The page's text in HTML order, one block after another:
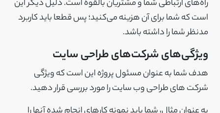
راه‌های ارتباطی شما و مشتریان بالقوه‌ است. دلیل دیگر این
است که شما برای آن هزینه می‌کنید؛ پس قطعا باید کاربرد
مدنظر شما را داشته باشد.
ویژگی‌های شرکت‌های طراحی سایت
هدف شما به عنوان مسئول پروژه این است که ویژگی‌
شرکت‌ های طراحی وب سایت را مورد بررسی قرار دهید.